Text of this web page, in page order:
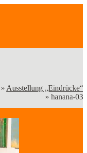
» Ausstellung „Eindrücke“
» hanana-03